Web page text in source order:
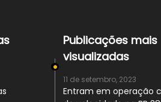
Publicações mais
visualizadas
11 de setembro, 2023
Entram em operação